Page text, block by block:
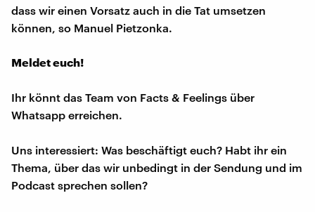
dass wir einen Vorsatz auch in die Tat umsetzen
können, so Manuel Pietzonka.
Meldet euch!
Ihr könnt das Team von Facts & Feelings über
Whatsapp erreichen.
Uns interessiert: Was beschäftigt euch? Habt ihr ein
Thema, über das wir unbedingt in der Sendung und im
Podcast sprechen sollen?